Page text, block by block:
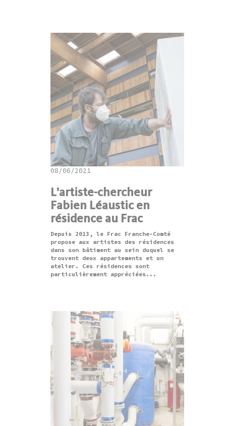
08/06/2021
L'artiste-chercheur
Fabien Léaustic en
résidence au Frac
Depuis 2013, le Frac Franche-Comté
propose aux artistes des résidences
dans son bâtiment au sein duquel se
trouvent deux appartements et un
atelier. Ces résidences sont
particulièrement appréciées...